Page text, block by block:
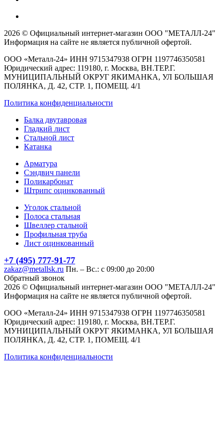
2026 © Официальный интернет-магазин ООО "МЕТАЛЛ-24"
Информация на сайте не является публичной офертой.
ООО «Металл-24» ИНН 9715347938 ОГРН 1197746350581
Юридический адрес: 119180, г. Москва, ВН.ТЕР.Г.
МУНИЦИПАЛЬНЫЙ ОКРУГ ЯКИМАНКА, УЛ БОЛЬШАЯ
ПОЛЯНКА, Д. 42, СТР. 1, ПОМЕЩ. 4/1
Политика конфиденциальности
Балка двутавровая
Гладкий лист
Стальной лист
Катанка
Арматура
Сэндвич панели
Поликарбонат
Штрипс оцинкованный
Уголок стальной
Полоса стальная
Швеллер стальной
Профильная труба
Лист оцинкованный
+7 (495) 777-91-77
zakaz@metallsk.ru Пн. – Вс.: с 09:00 до 20:00
Обратный звонок
2026 © Официальный интернет-магазин ООО "МЕТАЛЛ-24"
Информация на сайте не является публичной офертой.
ООО «Металл-24» ИНН 9715347938 ОГРН 1197746350581
Юридический адрес: 119180, г. Москва, ВН.ТЕР.Г.
МУНИЦИПАЛЬНЫЙ ОКРУГ ЯКИМАНКА, УЛ БОЛЬШАЯ
ПОЛЯНКА, Д. 42, СТР. 1, ПОМЕЩ. 4/1
Политика конфиденциальности